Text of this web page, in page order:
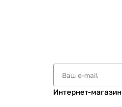
Интернет-магазин